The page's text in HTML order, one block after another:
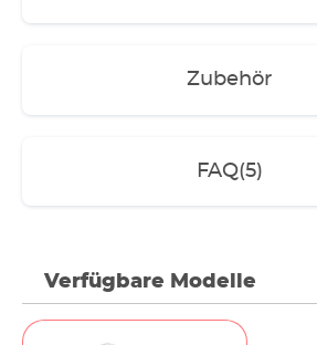
Komplett-Sets für jedes Modell
Zubehör
FAQ(5)
Verfügbare Modelle